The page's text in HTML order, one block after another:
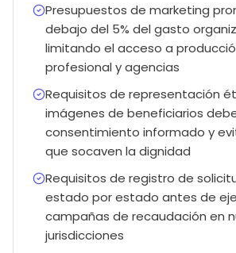
Presupuestos de marketing
debajo del 5% del gasto
limitando el acceso a
profesional y agencias
Requisitos de representación
imágenes de beneficiarios
consentimiento informado y
que socaven la dignidad
Requisitos de registro de
estado por estado antes de
campañas de recaudación en
jurisdicciones